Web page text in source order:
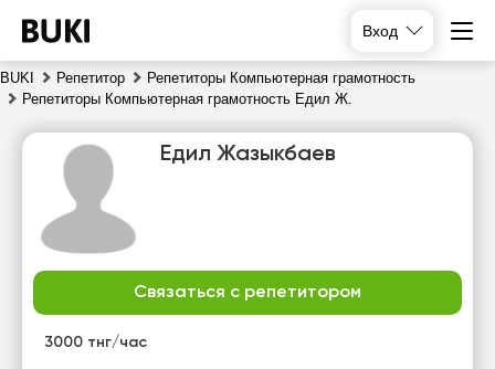
Вход
BUKI Репетитор
Репетиторы Компьютерная грамотность
Репетиторы Компьютерная грамотность Едил Ж.
Едил Жазыкбаев
Связаться с репетитором
3000 тнг/час
пн
вт